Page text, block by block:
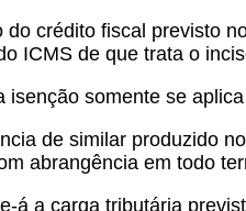
do crédito fiscal previsto
ICMS de que trata o
isenção somente se
de similar produzido
abrangência em todo
á a carga tributária